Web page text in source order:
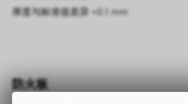
厚度与标准值差异
+0.1 mm
防火板